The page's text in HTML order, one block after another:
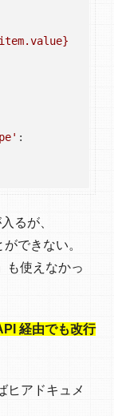
るが、
できない。
も使えなかっ
経由でも改行
ヒアドキュメ